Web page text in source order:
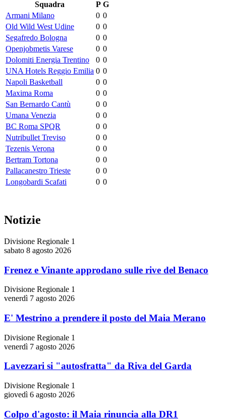
Squadra P G
Armani Milano
0 0
Old Wild West Udine
0 0
Segafredo Bologna
0 0
Openjobmetis Varese
0 0
Dolomiti Energia Trentino
0 0
UNA Hotels Reggio Emilia 0 0
Napoli Basketball
0 0
Maxima Roma
0 0
San Bernardo Cantù
0 0
Umana Venezia
0 0
BC Roma SPQR
0 0
Nutribullet Treviso
0 0
Tezenis Verona
0 0
Bertram Tortona
0 0
Pallacanestro Trieste
0 0
Longobardi Scafati
0 0
Notizie
Divisione Regionale 1
sabato 8 agosto 2026
Frenez e Vinante approdano sulle rive del Benaco
Divisione Regionale 1
venerdì 7 agosto 2026
E' Mestrino a prendere il posto del Maia Merano
Divisione Regionale 1
venerdì 7 agosto 2026
Lavezzari si "autosfratta" da Riva del Garda
Divisione Regionale 1
giovedì 6 agosto 2026
Colpo d'agosto: il Maia rinuncia alla DR1